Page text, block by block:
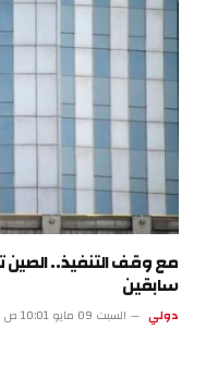
مع وقف التنفيذ.. الصين
سابقين
دولي السبت 09 مايو 10:01 ص